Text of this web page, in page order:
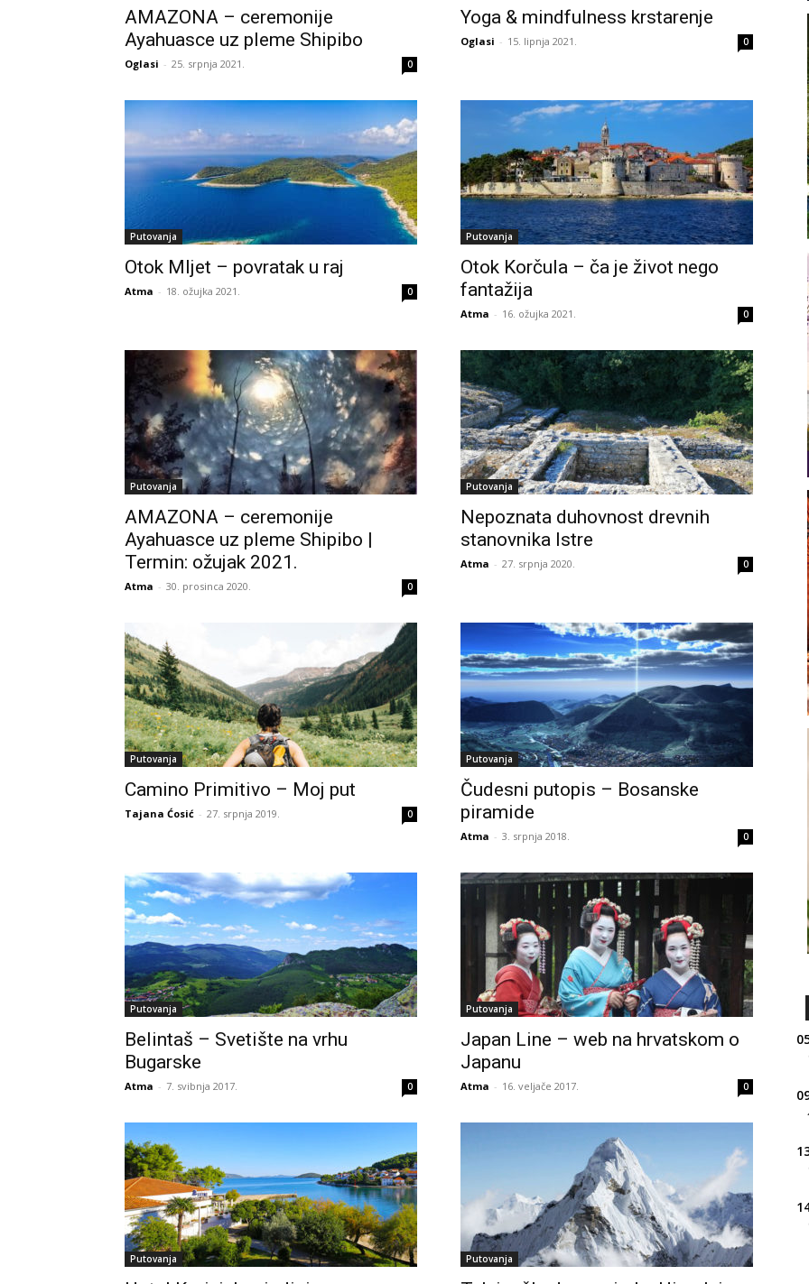
AMAZONA – ceremonije
Ayahuasce uz pleme Shipibo
Oglasi - 25. srpnja 2021. 0
Yoga & mindfulness krstarenje
Oglasi - 15. lipnja 2021. 0
Putovanja
Otok Mljet – povratak u raj
Atma - 18. ožujka 2021. 0
Putovanja
Otok Korčula – ča je život nego
fantažija
Atma - 16. ožujka 2021. 0
Putovanja
AMAZONA – ceremonije
Ayahuasce uz pleme Shipibo |
Termin: ožujak 2021.
Atma - 30. prosinca 2020. 0
Putovanja
Nepoznata duhovnost drevnih
stanovnika Istre
Atma - 27. srpnja 2020. 0
Putovanja
Camino Primitivo – Moj put
Tajana Ćosić - 27. srpnja 2019. 0
Putovanja
Čudesni putopis – Bosanske
piramide
Atma - 3. srpnja 2018. 0
Putovanja
Belintaš – Svetište na vrhu
Bugarske
Atma - 7. svibnja 2017. 0
Putovanja
Japan Line – web na hrvatskom o
Japanu
Atma - 16. veljače 2017. 0
Putovanja Putovanja